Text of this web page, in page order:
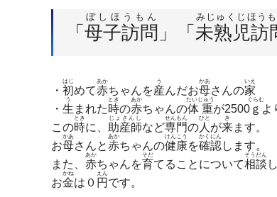
「 母子訪問
ぼしほうもん
」「 未熟児訪
みじゅくじほう
・ 初
はじ
めて赤
あか
ちゃんを産
う
んだお母
かあ
さんの家
いえ
・ 生
う
まれた時
とき
の赤
あか
ちゃんの体重
たいじゅう
が2500 ｇ
ぐらむ
よ
この時
とき
に、 助産師
じょさんし
など専門
せんもん
の人
ひと
が来
き
ます。
お母
かあ
さんと赤
あか
ちゃんの健康
けんこう
を確認
かくにん
します。
また、 赤
あか
ちゃんを育
そだ
てることについて相談
そうだん
お金
かね
は０ 円
えん
です。